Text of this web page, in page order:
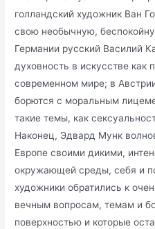
голландский художник Ван
свою необычную,
Германии русский Василий
духовность в искусстве как
современном мире; в
борются с моральным
такие темы, как
Наконец, Эдвард Мунк
Европе своими дикими,
окружающей среды, себя и
художники обратились к
вечным вопросам, темам и
поверхностью и которые